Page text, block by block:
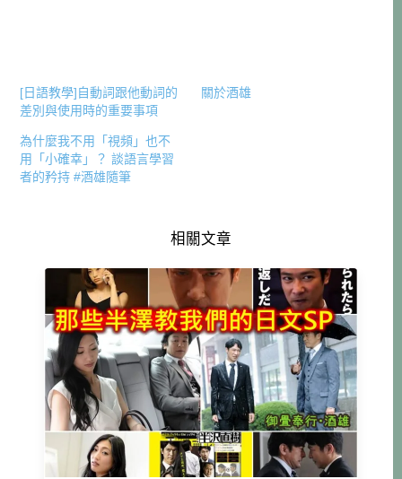
[日語教學]自動詞跟他動詞的
差別與使用時的重要事項
關於酒雄
為什麼我不用「視頻」也不
用「小確幸」？ 談語言學習
者的矜持 #酒雄隨筆
相關文章